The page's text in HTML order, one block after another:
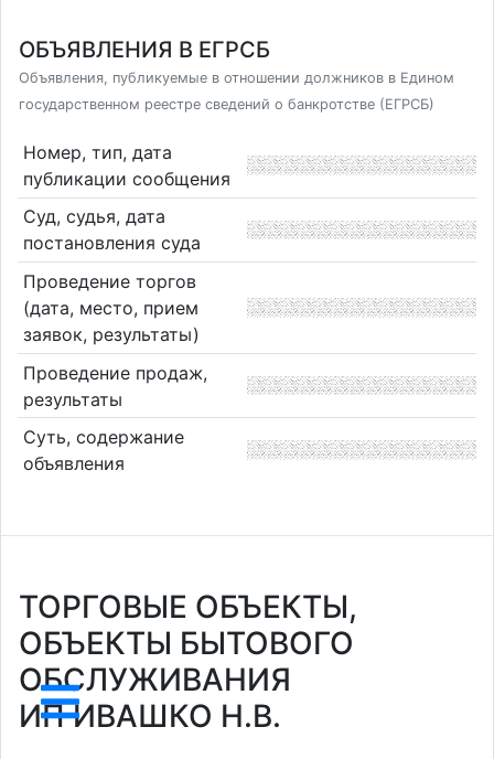
ОБЪЯВЛЕНИЯ В ЕГРСБ
Объявления, публикуемые в отношении должников в Едином
государственном реестре сведений о банкротстве (ЕГРСБ)
Номер, тип, дата
публикации сообщения
Суд, судья, дата
постановления суда
Проведение торгов
(дата, место, прием
заявок, результаты)
Проведение продаж,
результаты
Суть, содержание
объявления
ТОРГОВЫЕ ОБЪЕКТЫ,
ОБЪЕКТЫ БЫТОВОГО
ОБСЛУЖИВАНИЯ
ИП ИВАШКО Н.В.